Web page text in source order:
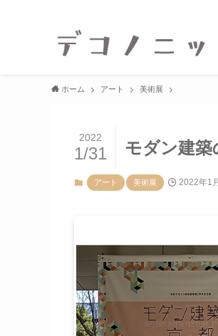
ホーム アート 美術展
モダン建
2022
1/31
アート 美術展 2022年1